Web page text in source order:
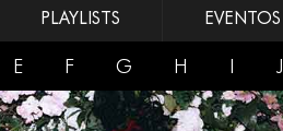
PLAYLISTS EVENTOS
E F G H I J